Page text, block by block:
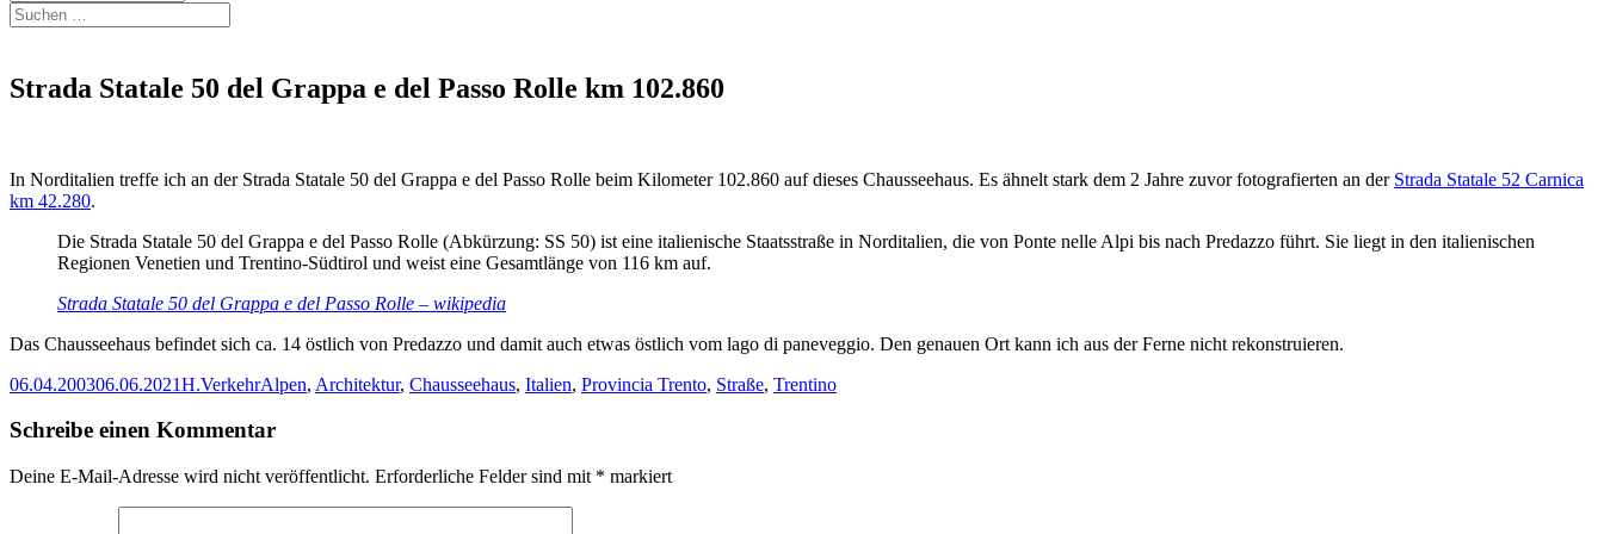
Suchen
nach:
Strada Statale 50 del Grappa e del Passo Rolle km 102.860
In Norditalien treffe ich an der Strada Statale 50 del Grappa e del Passo Rolle beim Kilometer 102.860 auf dieses Chausseehaus. Es ähnelt stark dem 2 Jahre zuvor fotografierten an der Strada Statale 52 Carnica
km 42.280.
Die Strada Statale 50 del Grappa e del Passo Rolle (Abkürzung: SS 50) ist eine italienische Staatsstraße in Norditalien, die von Ponte nelle Alpi bis nach Predazzo führt. Sie liegt in den italienischen
Regionen Venetien und Trentino-Südtirol und weist eine Gesamtlänge von 116 km auf.
Strada Statale 50 del Grappa e del Passo Rolle – wikipedia
Das Chausseehaus befindet sich ca. 14 östlich von Predazzo und damit auch etwas östlich vom lago di paneveggio. Den genauen Ort kann ich aus der Ferne nicht rekonstruieren.
Veröffentlicht
06.04.200306.06.2021Autor
H.Kategorien
VerkehrSchlagwörter
Alpen, Architektur, Chausseehaus, Italien, Provincia Trento, Straße, Trentino
Schreibe einen Kommentar
Deine E-Mail-Adresse wird nicht veröffentlicht. Erforderliche Felder sind mit * markiert